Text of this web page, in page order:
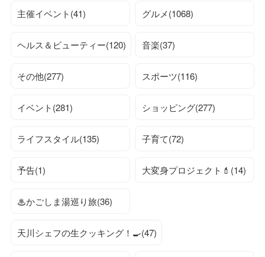
主催イベント(41) グルメ(1068)
ヘルス＆ビューティー(120) 音楽(37)
その他(277) スポーツ(116)
イベント(281) ショッピング(277)
ライフスタイル(135) 子育て(72)
予告(1) 大変身プロジェクト💄(14)
♨かごしま湯巡り旅(36)
天川シェフの生クッキング！🍳(47)